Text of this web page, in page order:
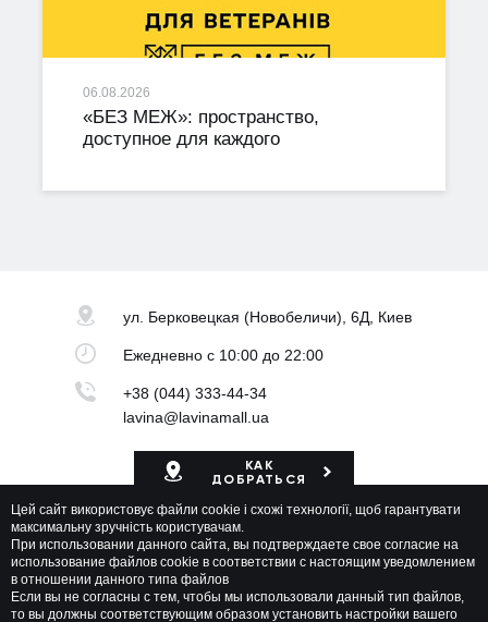
06.08.2026
«БЕЗ МЕЖ»: пространство,
доступное для каждого
ул. Берковецкая (Новобеличи), 6Д, Киев
Ежедневнос 10:00 до 22:00
+38 (044) 333-44-34
lavina@lavinamall.ua
КАК
ДОБРАТЬСЯ
Карта ТРЦ
Цей сайт використовує файли cookie і схожі технології, щоб гарантувати
максимальну зручність користувачам.
При использовании данного сайта, вы подтверждаете свое согласие на
использование файлов cookie в соответствии с настоящим уведомлением
в отношении данного типа файлов
Если вы не согласны с тем, чтобы мы использовали данный тип файлов,
то вы должны соответствующим образом установить настройки вашего